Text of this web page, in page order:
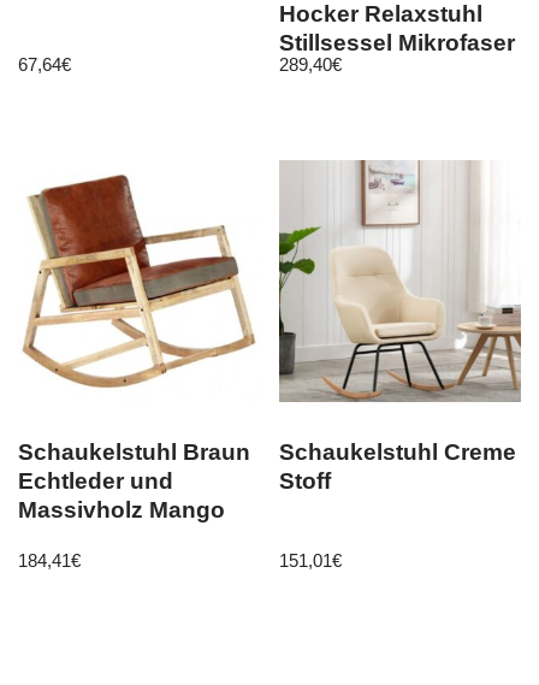
67,64€
Hocker Relaxstuhl
Stillsessel Mikrofaser
4118
289,40€
Schaukelstuhl Braun
Echtleder und
Massivholz Mango
184,41€
Schaukelstuhl Creme
Stoff
151,01€